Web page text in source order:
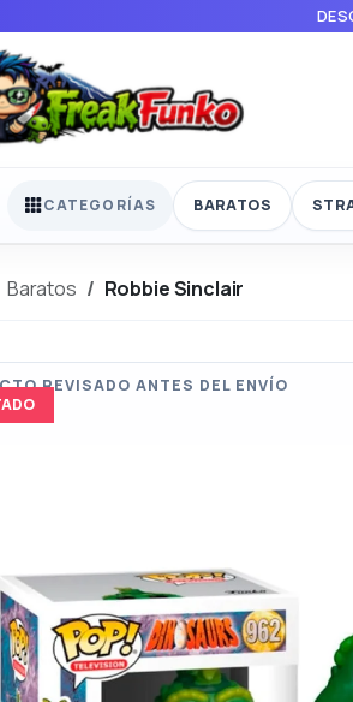
CATEGORÍAS BARATOS
Baratos Robbie Sinclair